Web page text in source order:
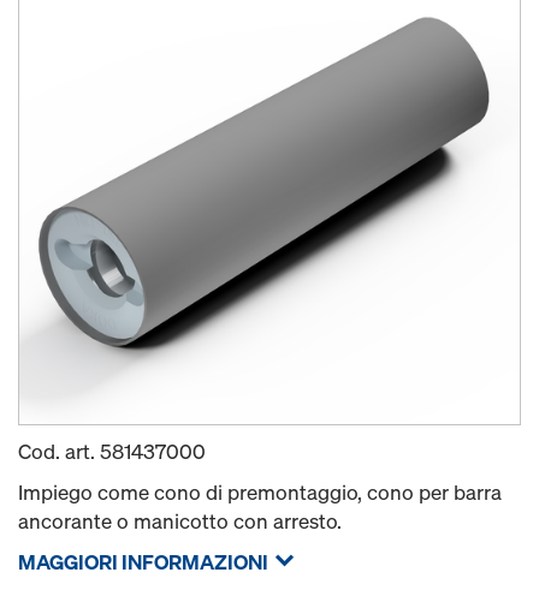
Cod. art. 581437000
Impiego come cono di premontaggio, cono per barra
ancorante o manicotto con arresto.
MAGGIORI INFORMAZIONI